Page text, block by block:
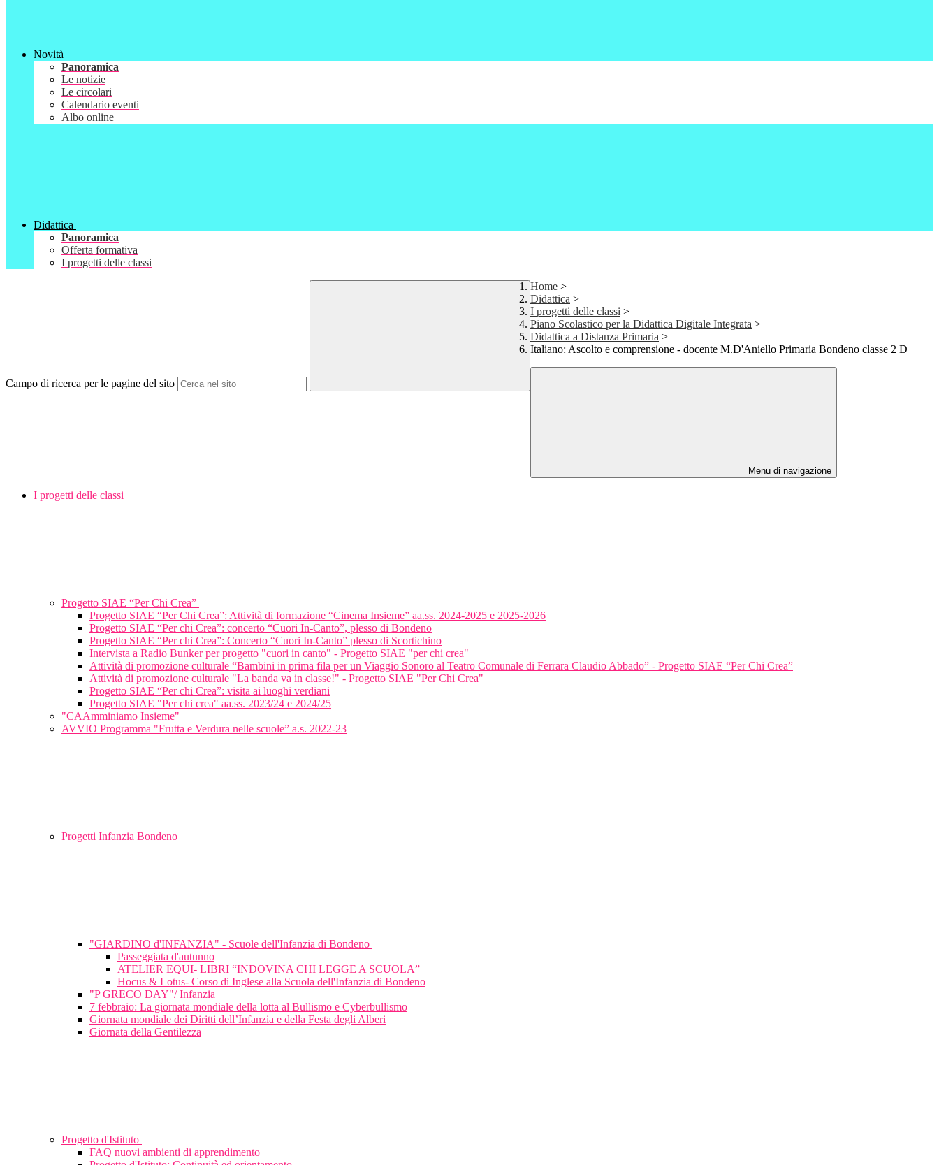
Novità
Panoramica
Le notizie
Le circolari
Calendario eventi
Albo online
Didattica
Panoramica
Offerta formativa
I progetti delle classi
Campo di ricerca per le pagine del sito
Home >
Didattica >
I progetti delle classi >
Piano Scolastico per la Didattica Digitale Integrata >
Didattica a Distanza Primaria >
Italiano: Ascolto e comprensione - docente M.D'Aniello Primaria Bondeno classe 2 D
Menu di navigazione
I progetti delle classi
Progetto SIAE “Per Chi Crea”
Progetto SIAE “Per Chi Crea”: Attività di formazione “Cinema Insieme” aa.ss. 2024-2025 e 2025-2026
Progetto SIAE “Per chi Crea”: concerto “Cuori In-Canto”, plesso di Bondeno
Progetto SIAE “Per chi Crea”: Concerto “Cuori In-Canto” plesso di Scortichino
Intervista a Radio Bunker per progetto "cuori in canto" - Progetto SIAE "per chi crea"
Attività di promozione culturale “Bambini in prima fila per un Viaggio Sonoro al Teatro Comunale di Ferrara Claudio Abbado” - Progetto SIAE “Per Chi Crea”
Attività di promozione culturale "La banda va in classe!" - Progetto SIAE "Per Chi Crea"
Progetto SIAE “Per chi Crea”: visita ai luoghi verdiani
Progetto SIAE "Per chi crea" aa.ss. 2023/24 e 2024/25
"CAAmminiamo Insieme"
AVVIO Programma "Frutta e Verdura nelle scuole” a.s. 2022-23
Progetti Infanzia Bondeno
"GIARDINO d'INFANZIA" - Scuole dell'Infanzia di Bondeno
Passeggiata d'autunno
ATELIER EQUI- LIBRI “INDOVINA CHI LEGGE A SCUOLA”
Hocus & Lotus- Corso di Inglese alla Scuola dell'Infanzia di Bondeno
"P GRECO DAY"/ Infanzia
7 febbraio: La giornata mondiale della lotta al Bullismo e Cyberbullismo
Giornata mondiale dei Diritti dell’Infanzia e della Festa degli Alberi
Giornata della Gentilezza
Progetto d'Istituto
FAQ nuovi ambienti di apprendimento